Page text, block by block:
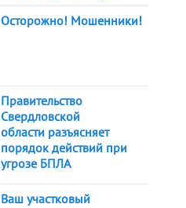
Осторожно! Мошенники!
Правительство
Свердловской
области разъясняет
порядок действий при
угрозе БПЛА
Ваш участковый